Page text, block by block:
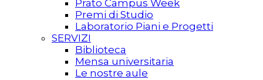
Prato Campus Week
Premi di Studio
Laboratorio Piani e Progetti
SERVIZI
Biblioteca
Mensa universitaria
Le nostre aule